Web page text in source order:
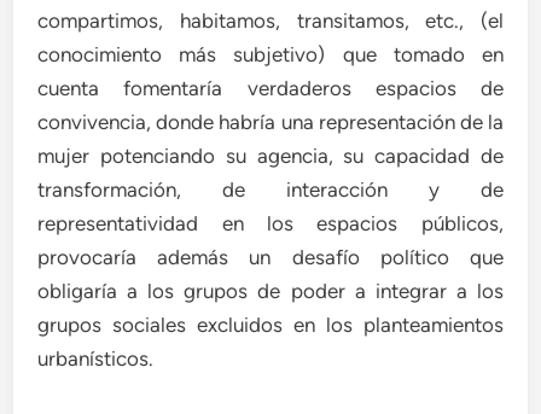
compartimos, habitamos, transitamos, etc., (el
conocimiento más subjetivo) que tomado en
cuenta fomentaría verdaderos espacios de
convivencia, donde habría una representación de la
mujer potenciando su agencia, su capacidad de
transformación, de interacción y de
representatividad en los espacios públicos,
provocaría además un desafío político que
obligaría a los grupos de poder a integrar a los
grupos sociales excluidos en los planteamientos
urbanísticos.